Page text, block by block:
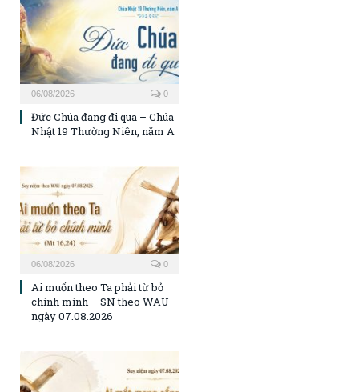
06/08/2026 0
Đức Chúa đang đi qua – Chúa
Nhật 19 Thường Niên, năm A
06/08/2026 0
Ai muốn theo Ta phải từ bỏ
chính mình – SN theo WAU
ngày 07.08.2026